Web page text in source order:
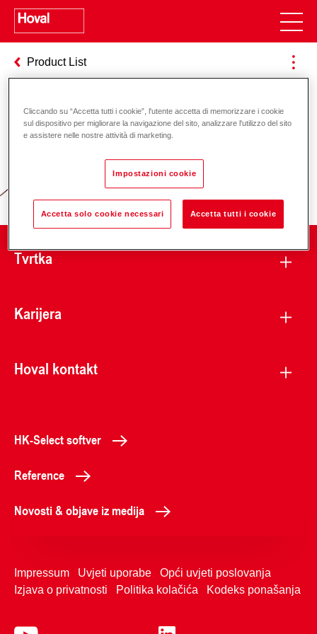
Product List
Odgovornost za energiju i okoliš
Tvrtka
Karijera
Hoval kontakt
HK-Select softver
Reference
Novosti & objave iz medija
Impressum Uvjeti uporabe
Opći uvjeti poslovanja
Izjava o privatnosti
Politika kolačića Kodeks ponašanja
Cliccando su “Accetta tutti i cookie”, l'utente accetta di memorizzare i cookie
sul dispositivo per migliorare la navigazione del sito, analizzare l'utilizzo del sito
e assistere nelle nostre attività di marketing.
Impostazioni cookie
Accetta solo cookie necessari Accetta tutti i cookie